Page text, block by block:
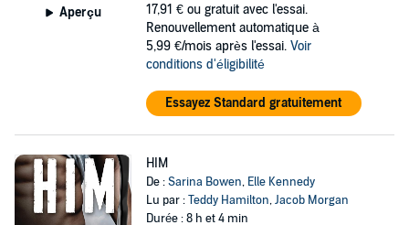
Aperçu 17,91 € ou gratuit avec l'essai.
Renouvellement automatique à
5,99 €/mois après l'essai. Voir
conditions d'éligibilité
Essayez Standard gratuitement
HIM
De :Sarina Bowen, Elle Kennedy
Lu par :Teddy Hamilton,Jacob Morgan
Durée : 8 h et 4 min